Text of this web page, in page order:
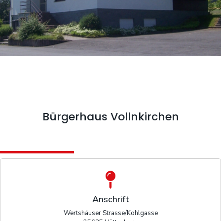
Bürgerhaus Vollnkirchen
Anschrift
Wertshäuser Strasse/Kohlgasse